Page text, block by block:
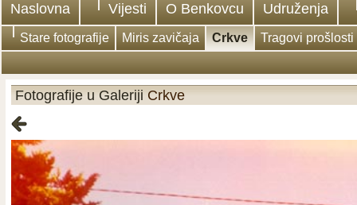
Naslovna Vijesti O Benkovcu Udruženja
Stare fotografije Miris zavičaja Crkve Tragovi prošlosti
Fotografije u Galeriji Crkve